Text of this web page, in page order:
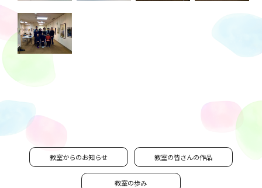
教室からのお知らせ 教室の皆さんの作品
教室の歩み